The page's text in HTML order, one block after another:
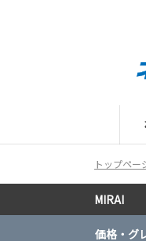
トップペー
MIRAI
価格・グ